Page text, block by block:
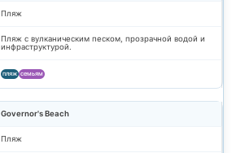
Пляж
Пляж с вулканическим песком, прозрачной водой и
инфраструктурой.
пляж семьям
Governor's Beach
Пляж